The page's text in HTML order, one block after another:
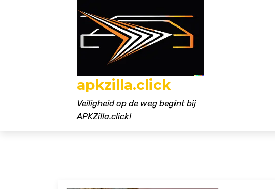
apkzilla.click
Veiligheid op de weg begint bij
APKZilla.click!